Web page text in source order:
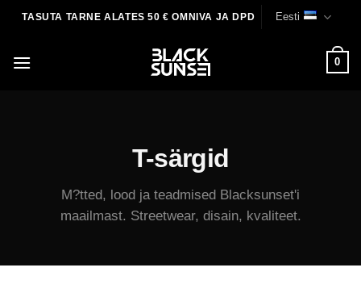
TASUTA TARNE ALATES 50 € OMNIVA JA DPD Eesti
0
T-särgid
M?tted, lood ja teadmised Blacksunset'i
maailmast. Streetwear, disain, kvaliteet.